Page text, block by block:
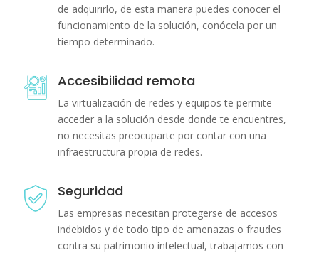
de adquirirlo, de esta manera puedes conocer el
funcionamiento de la solución, conócela por un
tiempo determinado.
Accesibilidad remota
La virtualización de redes y equipos te permite
acceder a la solución desde donde te encuentres,
no necesitas preocuparte por contar con una
infraestructura propia de redes.
Seguridad
Las empresas necesitan protegerse de accesos
indebidos y de todo tipo de amenazas o fraudes
contra su patrimonio intelectual, trabajamos con